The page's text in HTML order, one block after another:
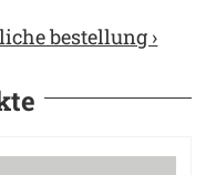
bestellung ›